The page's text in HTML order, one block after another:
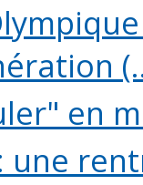
en
une